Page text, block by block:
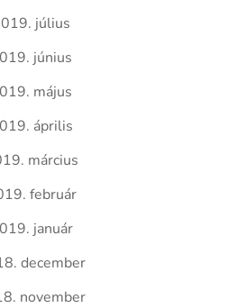
július
június
május
április
március
február
január
december
november